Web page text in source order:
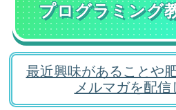
プログラミング
最近興味があることや
メルマガを配信